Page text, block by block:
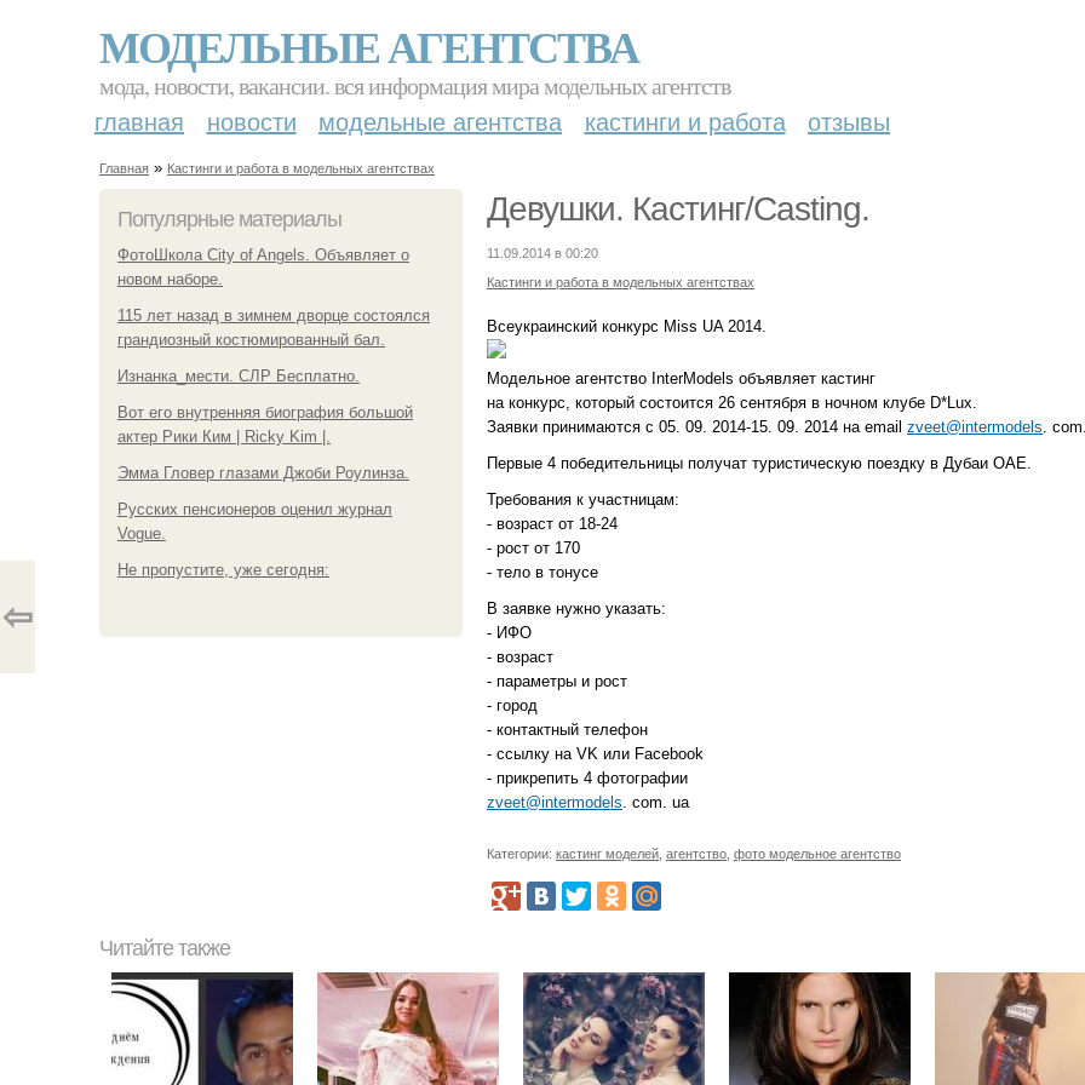
МОДЕЛЬНЫЕ АГЕНТСТВА
мода, новости, вакансии. вся информация мира модельных агентств
главная новости модельные агентства кастинги и работа отзывы
Главная » Кастинги и работа в модельных агентствах
Популярные материалы
ФотоШкола City of Angels. Объявляет о
новом наборе.
115 лет назад в зимнем дворце состоялся
грандиозный костюмированный бал.
Изнанка_мести. СЛР Бесплатно.
Вот его внутренняя биография большой
актер Рики Ким | Ricky Kim |.
Эмма Гловер глазами Джоби Роулинза.
Русских пенсионеров оценил журнал
Vogue.
Не пропустите, уже сегодня:
Девушки. Кастинг/Casting.
11.09.2014 в 00:20
Кастинги и работа в модельных агентствах
Всеукраинский конкурс Miss UA 2014.
Модельное агентство InterModels объявляет кастинг
на конкурс, который состоится 26 сентября в ночном клубе D*Lux.
Заявки принимаются с 05. 09. 2014-15. 09. 2014 на email zveet@intermodels .
Первые 4 победительницы получат туристическую поездку в Дубаи ОАЕ.
Требования к участницам:
- возраст от 18-24
- рост от 170
- тело в тонусе
В заявке нужно указать:
- ИФО
- возраст
- параметры и рост
- город
- контактный телефон
- ссылку на VK или Facebook
- прикрепить 4 фотографии
zveet@intermodels . com. ua
Категории: кастинг моделей агентство фото модельное агентство
⇦
Читайте также